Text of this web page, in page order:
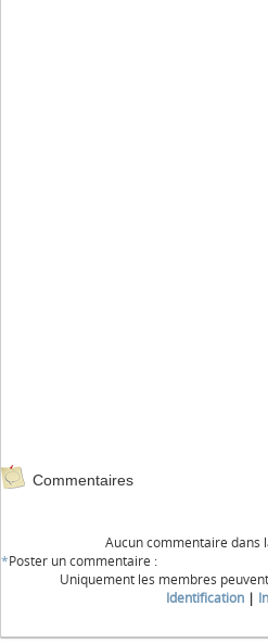
Commentaires
Aucun commentaire dans
*Poster un commentaire :
Uniquement les membres
Identification|